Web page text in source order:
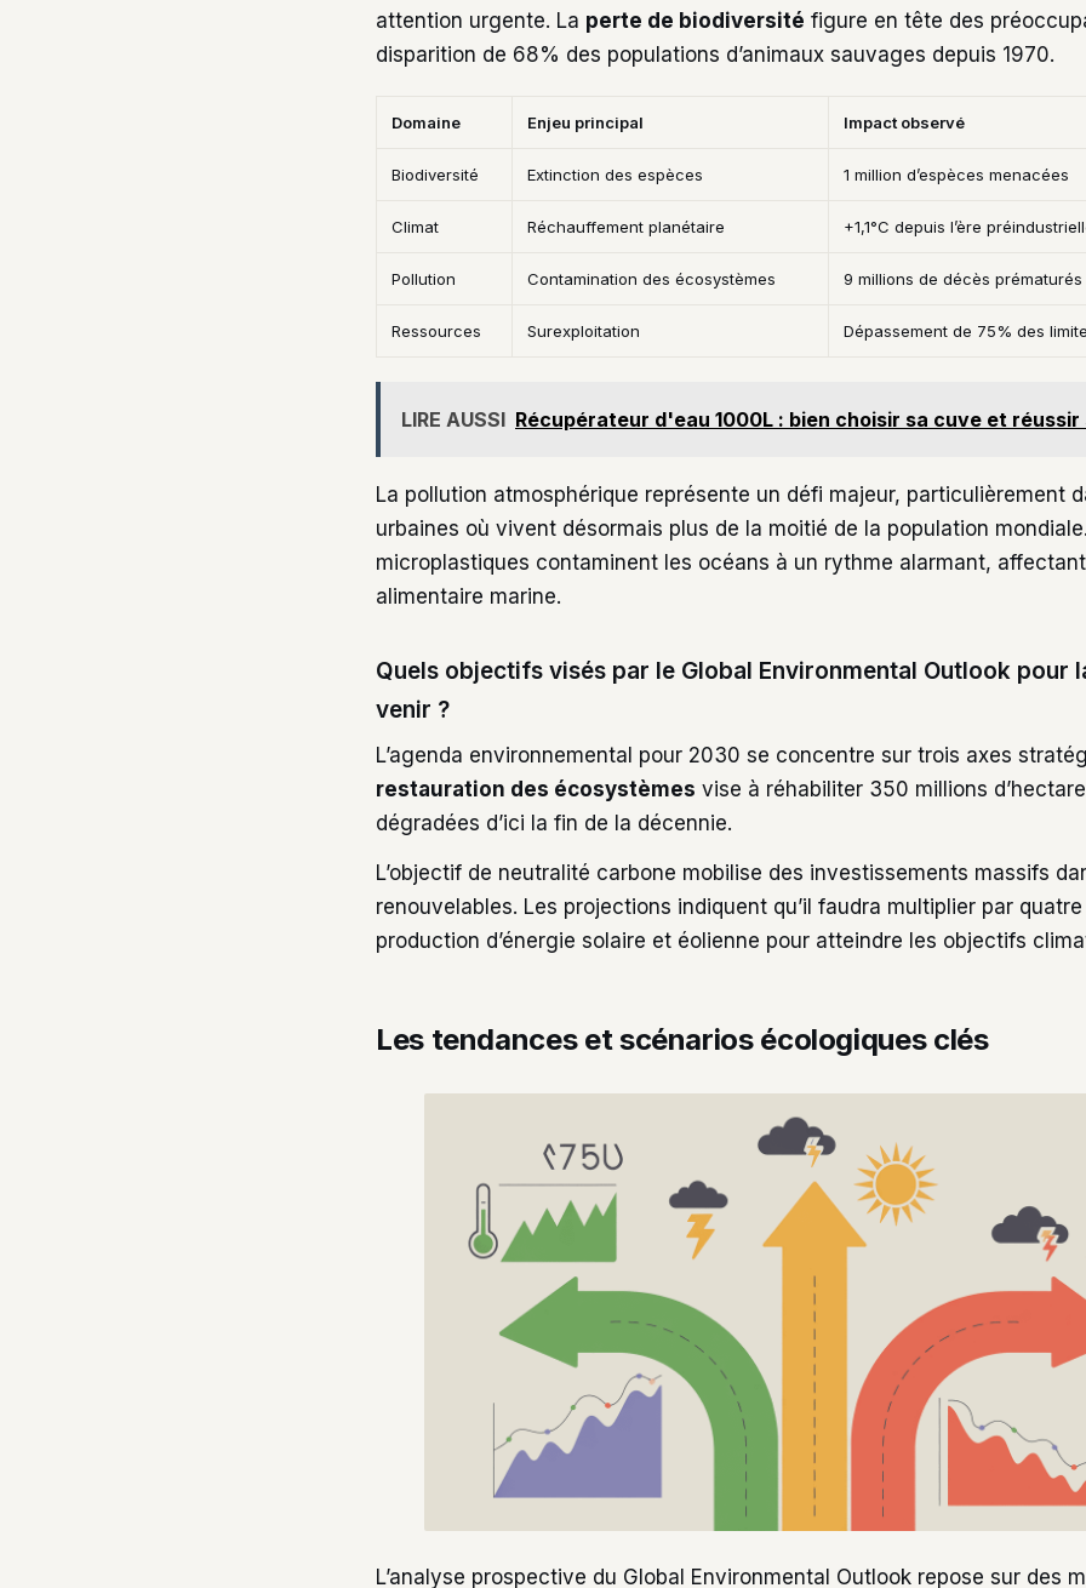
attention urgente. La perte de biodiversité figure en tête des
disparition de 68% des populations d’animaux sauvages depuis 1970.
Domaine Enjeu principal Impact observé
Biodiversité Extinction des espèces 1 million d’espèces menacées
Climat Réchauffement planétaire +1,1°C depuis l’ère
Pollution Contamination des écosystèmes 9 millions de décès
Ressources Surexploitation Dépassement de 75% des
LIRE AUSSI Récupérateur d'eau 1000L : bien choisir sa cuve et
La pollution atmosphérique représente un défi majeur, particulièrement
urbaines où vivent désormais plus de la moitié de la population
microplastiques contaminent les océans à un rythme alarmant,
alimentaire marine.
Quels objectifs visés par le Global Environmental Outlook pour
venir ?
L’agenda environnemental pour 2030 se concentre sur trois axes
restauration des écosystèmes vise à réhabiliter 350 millions
dégradées d’ici la fin de la décennie.
L’objectif de neutralité carbone mobilise des investissements massifs
renouvelables. Les projections indiquent qu’il faudra multiplier par
production d’énergie solaire et éolienne pour atteindre les objectifs
Les tendances et scénarios écologiques clés
L’analyse prospective du Global Environmental Outlook repose sur des